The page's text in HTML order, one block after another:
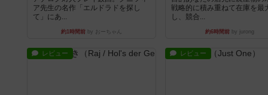
ア先生の名作「エルドラドを探し
て」にあ...
約1時間前 by おーちゃん
戦略的に積み重ねて在庫を最
し、競合...
約6時間前 by jurong
レビュー レビュー